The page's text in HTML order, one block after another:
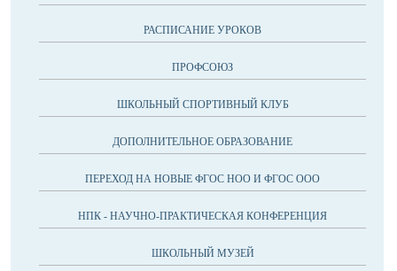
РАСПИСАНИЕ УРОКОВ
ПРОФСОЮЗ
ШКОЛЬНЫЙ СПОРТИВНЫЙ КЛУБ
ДОПОЛНИТЕЛЬНОЕ ОБРАЗОВАНИЕ
ПЕРЕХОД НА НОВЫЕ ФГОС НОО И ФГОС ООО
НПК - НАУЧНО-ПРАКТИЧЕСКАЯ КОНФЕРЕНЦИЯ
ШКОЛЬНЫЙ МУЗЕЙ